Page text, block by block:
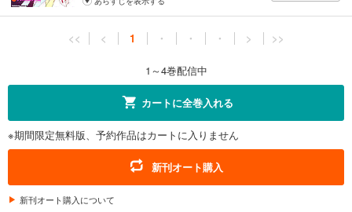
<< < 1 ・ ・ ・ > >>
1～4巻配信中
カートに全巻入れる
※期間限定無料版、予約作品はカートに入りません
新刊オート購入
新刊オート購入について